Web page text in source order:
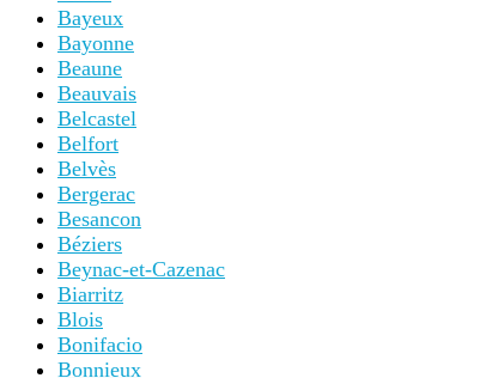
Bayeux
Bayonne
Beaune
Beauvais
Belcastel
Belfort
Belvès
Bergerac
Besancon
Béziers
Beynac-et-Cazenac
Biarritz
Blois
Bonifacio
Bonnieux